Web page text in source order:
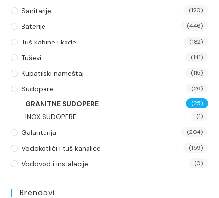
Sanitarije (120)
Baterije (446)
Tuš kabine i kade (182)
Tuševi (141)
Kupatilski nameštaj (115)
Sudopere (26)
GRANITNE SUDOPERE (25)
INOX SUDOPERE (1)
Galanterija (204)
Vodokotlići i tuš kanalice (159)
Vodovod i instalacije (0)
Brendovi